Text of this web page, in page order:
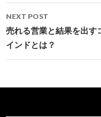
NEXT POST
売れる営業と結果を出す
インドとは？